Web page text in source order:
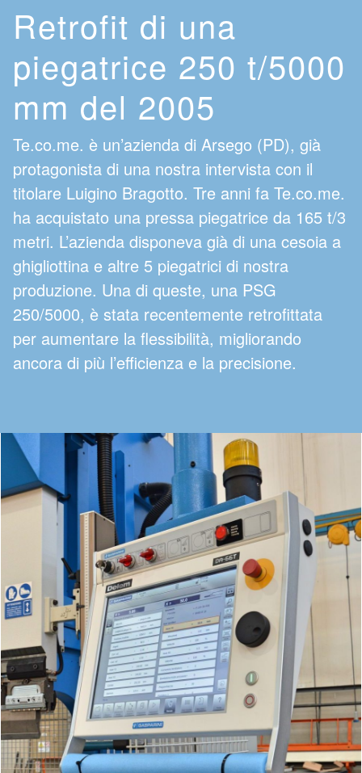
Retrofit di una
piegatrice 250 t/5000
mm del 2005
Te.co.me. è un’azienda di Arsego (PD), già
protagonista di una nostra intervista con il
titolare Luigino Bragotto. Tre anni fa Te.co.me.
ha acquistato una pressa piegatrice da 165 t/3
metri. L’azienda disponeva già di una cesoia a
ghigliottina e altre 5 piegatrici di nostra
produzione. Una di queste, una PSG
250/5000, è stata recentemente retrofittata
per aumentare la flessibilità, migliorando
ancora di più l’efficienza e la precisione.